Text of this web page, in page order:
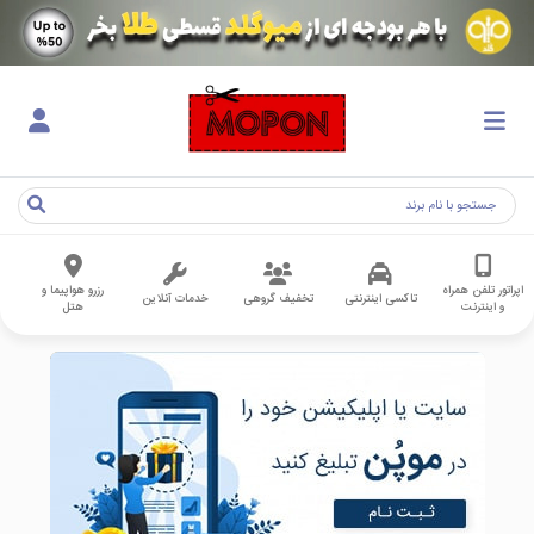
اپراتور تلفن همراه
و اینترنت
تاکسی اینترنتی تخفیف گروهی خدمات آنلاین
رزرو هواپیما و
هتل